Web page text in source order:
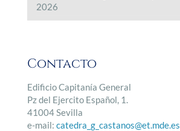
2026
Contacto
Edificio Capitanía General
Pz del Ejercito Español, 1.
41004 Sevilla
e-mail: catedra_g_castanos@et.mde.es